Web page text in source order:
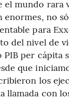
el mundo rara
enormes, no
para
del nivel de
PIB per cápita
que
los
llamada con